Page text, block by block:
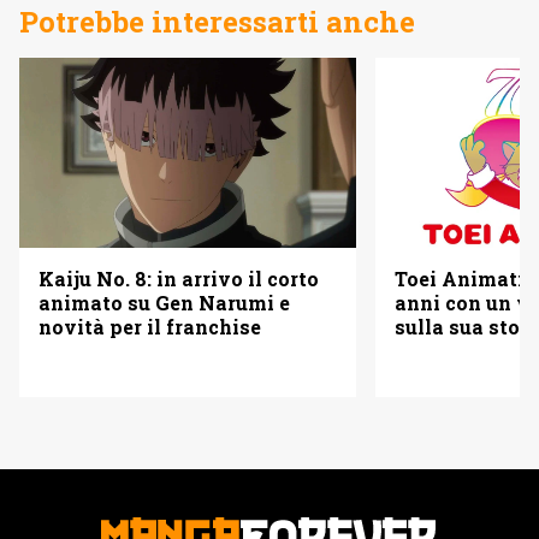
Potrebbe interessarti anche
Kaiju No. 8: in arrivo il corto
animato su Gen Narumi e
novità per il franchise
Toei
anni con un
sulla sua